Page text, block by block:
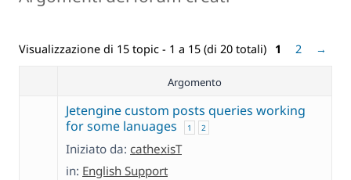
Visualizzazione di 15 topic - 1 a 15 (di 20 totali) 1 2 →
Argomento
Jetengine custom posts queries working
for some lanuages
1 2
Iniziato da: cathexisT
in: English Support